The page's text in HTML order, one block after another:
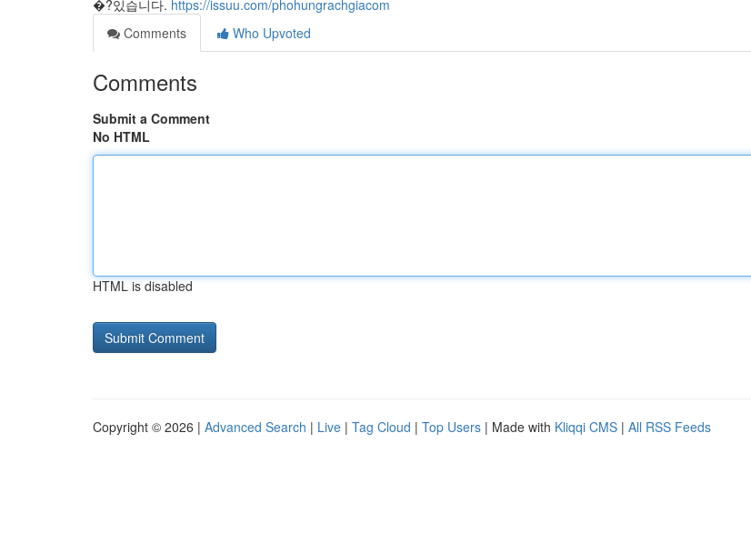
�?있습니다. https://issuu.com/phohungrachgiacom
Comments
Who Upvoted
Comments
Submit a Comment
No HTML
HTML is disabled
Copyright © 2026 | Advanced Search | Live | Tag Cloud | Top Users | Made with Kliqqi CMS | All RSS Feeds